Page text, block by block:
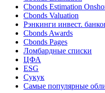
Cbonds Estimation
Cbonds Valuation
Рэнкинги инвест.
Cbonds Awards
Cbonds Pages
Ломбардные списки
ЦФА
ESG
Сукук
Самые популярные